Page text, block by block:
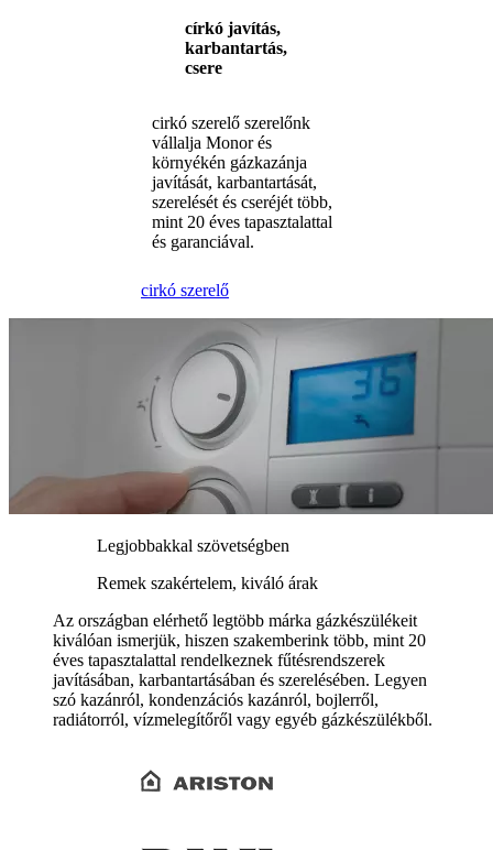
církó javítás,
karbantartás,
csere
cirkó szerelő szerelőnk
vállalja Monor és
környékén gázkazánja
javítását, karbantartását,
szerelését és cseréjét több,
mint 20 éves tapasztalattal
és garanciával.
cirkó szerelő
Legjobbakkal szövetségben
Remek szakértelem, kiváló árak
Az országban elérhető legtöbb márka gázkészülékeit
kiválóan ismerjük, hiszen szakemberink több, mint 20
éves tapasztalattal rendelkeznek fűtésrendszerek
javításában, karbantartásában és szerelésében. Legyen
szó kazánról, kondenzációs kazánról, bojlerről,
radiátorról, vízmelegítőről vagy egyéb gázkészülékből.